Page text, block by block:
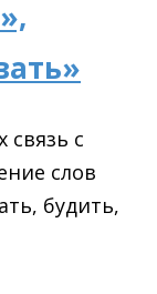
связь с
слов
будить,